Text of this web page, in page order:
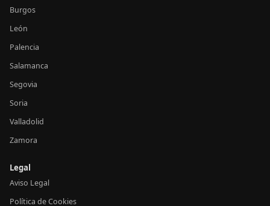
Burgos
León
Palencia
Salamanca
Segovia
Soria
Valladolid
Zamora
Legal
Aviso Legal
Política de Cookies